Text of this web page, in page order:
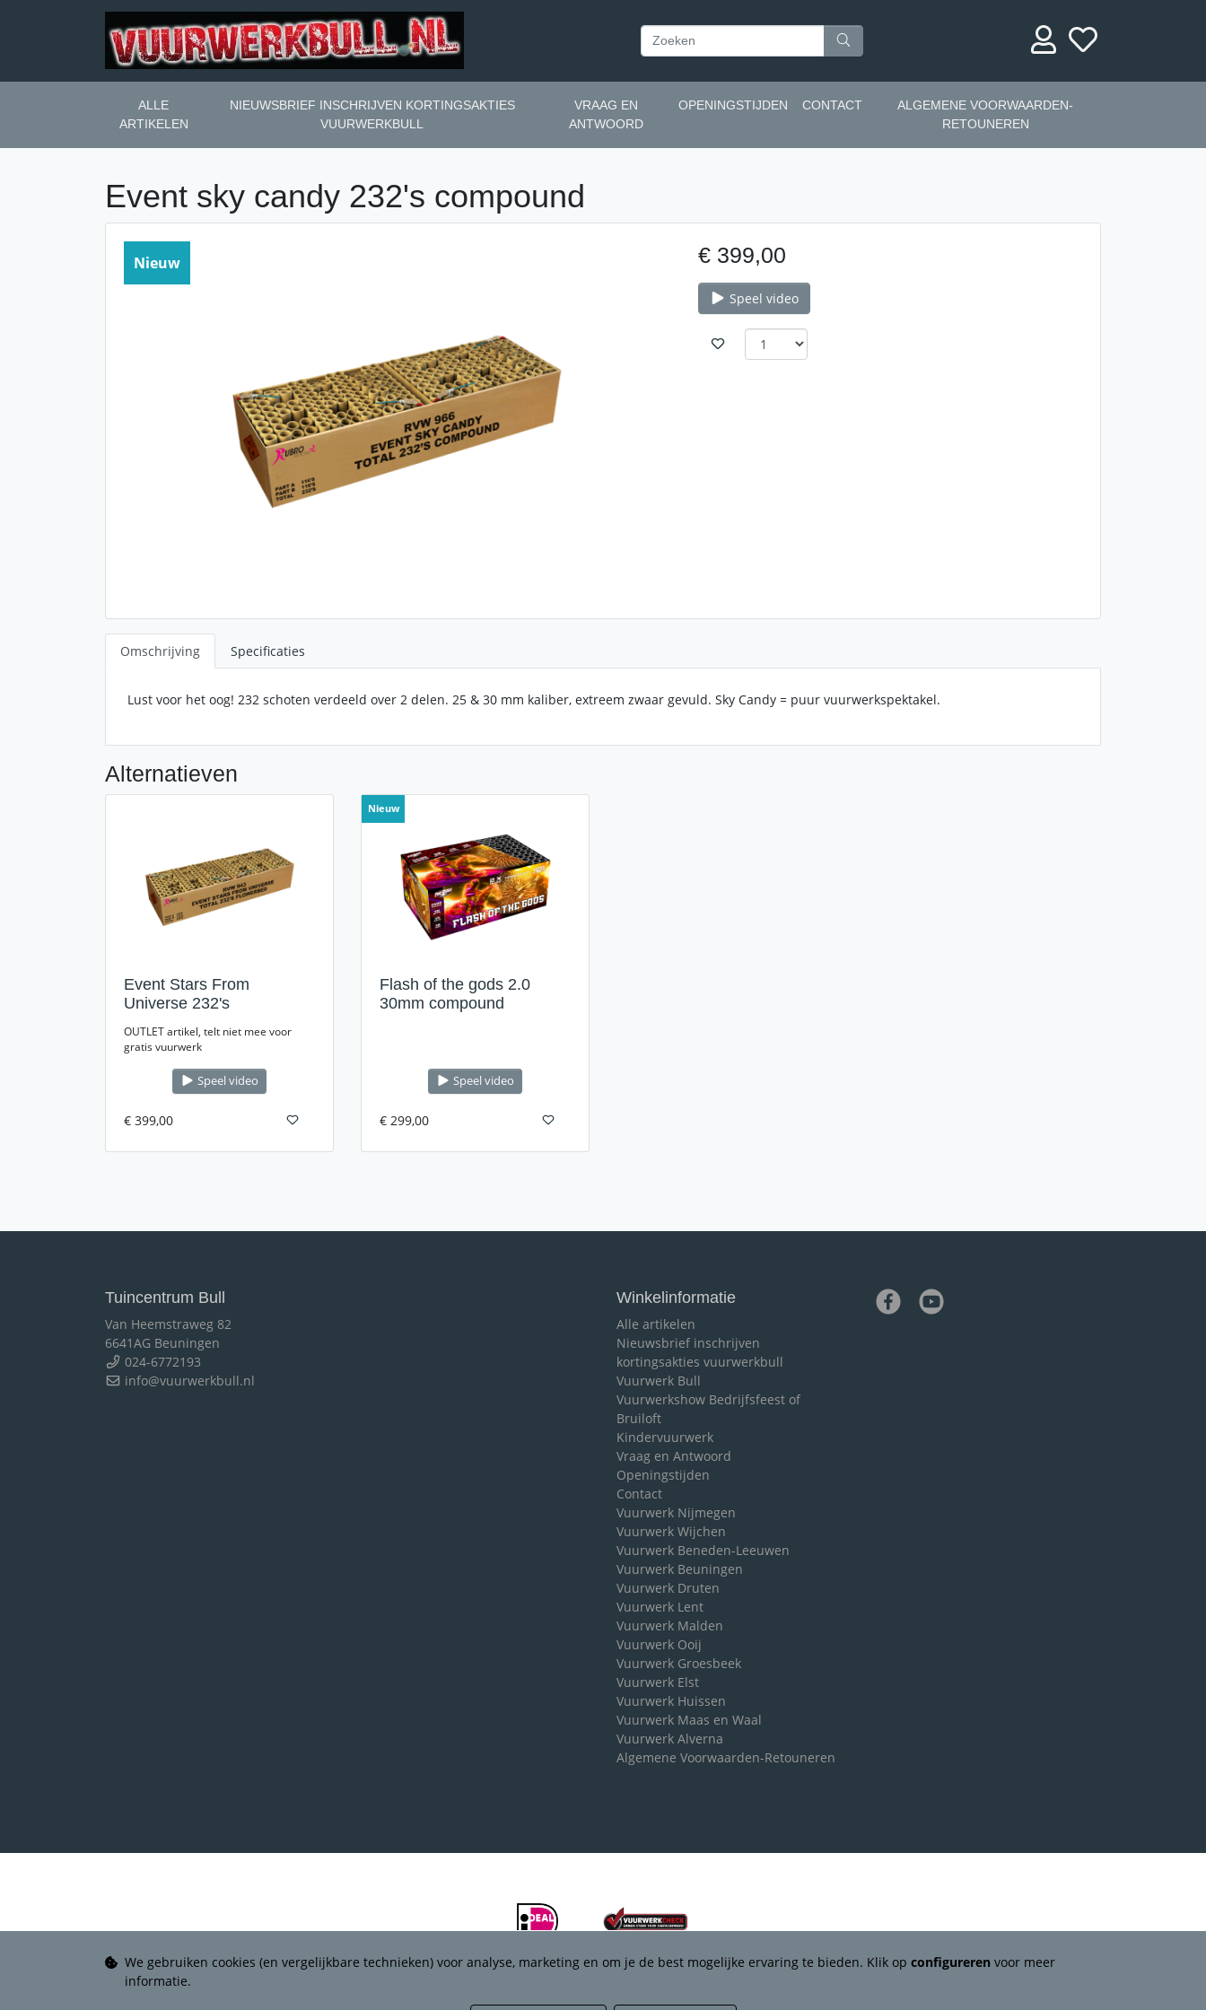
ALLE
ARTIKELEN
NIEUWSBRIEF INSCHRIJVEN KORTINGSAKTIES
VUURWERKBULL
VRAAG EN
ANTWOORD
OPENINGSTIJDEN CONTACT
ALGEMENE VOORWAARDEN-
RETOUNEREN
Event sky candy 232's compound
Nieuw € 399,00
Speel video
Omschrijving Specificaties
Lust voor het oog! 232 schoten verdeeld over 2 delen. 25 & 30 mm kaliber, extreem zwaar gevuld. Sky Candy = puur vuurwerkspektakel.
Alternatieven
Event Stars From
Universe 232's
OUTLET artikel, telt niet mee voor
gratis vuurwerk
Speel video
€ 399,00
Nieuw
Flash of the gods 2.0
30mm compound
Speel video
€ 299,00
We gebruiken cookies (en vergelijkbare technieken) voor analyse, marketing en om je de best mogelijke ervaring te bieden. Klik opconfigureren voor meer
informatie.
Tuincentrum Bull
Van Heemstraweg 82
6641AG Beuningen
024-6772193
info@vuurwerkbull.nl
Winkelinformatie
Alle artikelen
Nieuwsbrief inschrijven
kortingsakties vuurwerkbull
Vuurwerk Bull
Vuurwerkshow Bedrijfsfeest of
Bruiloft
Kindervuurwerk
Vraag en Antwoord
Openingstijden
Contact
Vuurwerk Nijmegen
Vuurwerk Wijchen
Vuurwerk Beneden-Leeuwen
Vuurwerk Beuningen
Vuurwerk Druten
Vuurwerk Lent
Vuurwerk Malden
Vuurwerk Ooij
Vuurwerk Groesbeek
Vuurwerk Elst
Vuurwerk Huissen
Vuurwerk Maas en Waal
Vuurwerk Alverna
Algemene Voorwaarden-Retouneren